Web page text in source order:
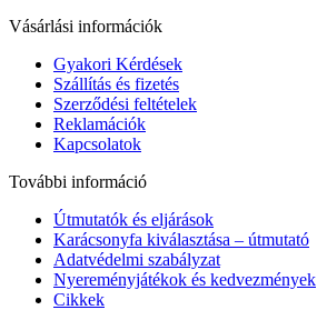
Vásárlási információk
Gyakori Kérdések
Szállítás és fizetés
Szerződési feltételek
Reklamációk
Kapcsolatok
További információ
Útmutatók és eljárások
Karácsonyfa kiválasztása – útmutató
Adatvédelmi szabályzat
Nyereményjátékok és kedvezmények
Cikkek